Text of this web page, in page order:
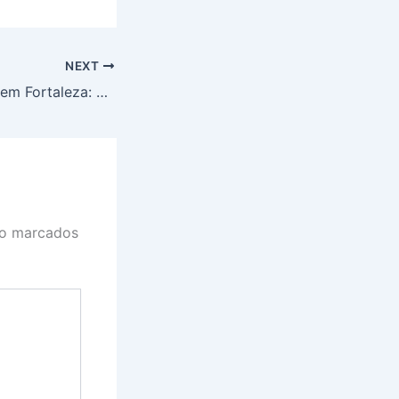
NEXT
Praia de Meireles em Fortaleza: Como Chegar
marcados